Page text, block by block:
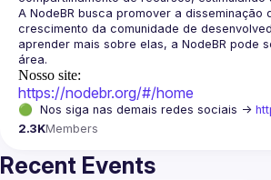
A NodeBR busca promover a
crescimento da comunidade de
aprender mais sobre elas, a NodeBR pode
Nosso site:
https://nodebr.org/#/home
🟢  Nos siga nas demais redes sociais ->
2.3KMembers
Recent Events